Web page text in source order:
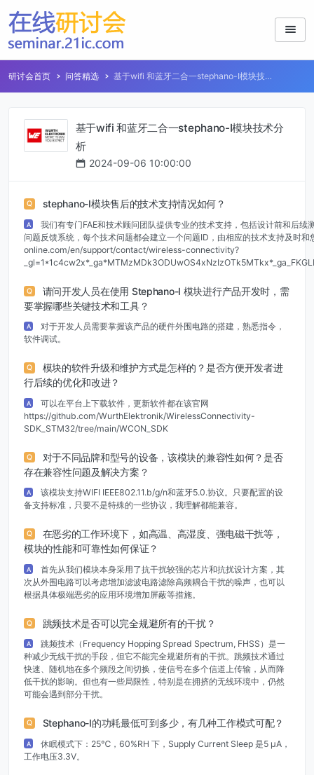
研讨会首页 问答精选
基于wifi 和蓝牙二合一stephano-I模块技术
基于wifi 和蓝牙二合一stephano-I模块技术分
析
2024-09-06 10:00:00
Q stephano-I模块售后的技术支持情况如何？
A
我们有专门FAE和技术顾问团队提供专业的技术支持，包括设计前和后
问题反馈系统，每个技术问题都会建立一个问题ID，由相应的技术支持及时
online.com/en/support/contact/wireless-connectivity?
Q
请问开发人员在使用 Stephano-I 模块进行产品开发时，需
要掌握哪些关键技术和工具？
A
对于开发人员需要掌握该产品的硬件外围电路的搭建，熟悉指令，
软件调试。
Q
模块的软件升级和维护方式是怎样的？是否方便开发者进
行后续的优化和改进？
A
可以在平台上下载软件，更新软件都在该官网
https://github.com/WurthElektronik/WirelessConnectivity-
SDK_STM32/tree/main/WCON_SDK
Q
对于不同品牌和型号的设备，该模块的兼容性如何？是否
存在兼容性问题及解决方案？
A
该模块支持WIFI IEEE802.11.b/g/n和蓝牙5.0.协议。只要配置的设
备支持标准，只要不是特殊的一些协议，我理解都能兼容。
Q
在恶劣的工作环境下，如高温、高湿度、强电磁干扰等，
模块的性能和可靠性如何保证？
A
首先从我们模块本身采用了抗干扰较强的芯片和抗扰设计方案，其
次从外围电路可以考虑增加滤波电路滤除高频耦合干扰的噪声，也可以
根据具体极端恶劣的应用环境增加屏蔽等措施。
Q 跳频技术是否可以完全规避所有的干扰？
A
跳频技术（Frequency Hopping Spread Spectrum, FHSS）是一
种减少无线干扰的手段，但它不能完全规避所有的干扰。跳频技术通过
快速、随机地在多个频段之间切换，使信号在多个信道上传输，从而降
低干扰的影响。但也有一些局限性，特别是在拥挤的无线环境中，仍然
可能会遇到部分干扰。
Q Stephano-I的功耗最低可到多少，有几种工作模式可配？
A
休眠模式下：25℃，60%RH 下，Supply Current Sleep 是5 μA，
工作电压3.3V。